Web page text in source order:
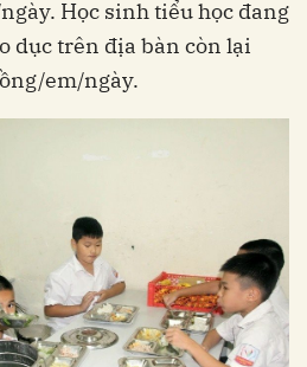
Học sinh tiểu học đang
dục trên địa bàn còn lại
em/ngày.